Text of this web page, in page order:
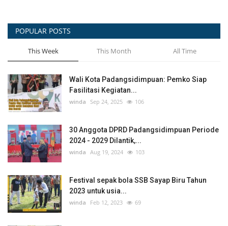
POPULAR POSTS
This Week This Month All Time
Wali Kota Padangsidimpuan: Pemko Siap
Fasilitasi Kegiatan...
winda Sep 24, 2025 106
30 Anggota DPRD Padangsidimpuan Periode
2024 - 2029 Dilantik,...
winda Aug 19, 2024 103
Festival sepak bola SSB Sayap Biru Tahun
2023 untuk usia...
winda Feb 12, 2023 69